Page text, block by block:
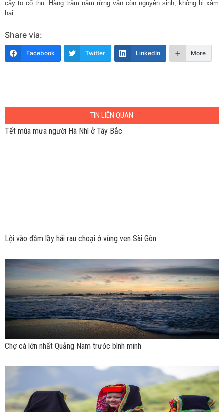
cây to cổ thụ. Hàng trăm năm rừng vẫn còn nguyên sinh, không bị xâm
hại.
Share via:
Facebook Twitter LinkedIn More
TIN LIÊN QUAN
Tết mùa mưa người Hà Nhì ở Tây Bắc
Lội vào đầm lầy hái rau choại ở vùng ven Sài Gòn
Chợ cá lớn nhất Quảng Nam trước bình minh